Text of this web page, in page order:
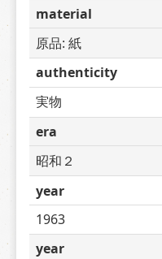
material
原品: 紙
authenticity
実物
era
昭和２
year
1963
year